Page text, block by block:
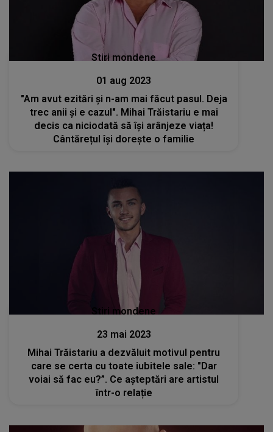
Stiri mondene
01 aug 2023
"Am avut ezitări și n-am mai făcut pasul. Deja
trec anii și e cazul". Mihai Trăistariu e mai
decis ca niciodată să își arânjeze viața!
Cântărețul își dorește o familie
Stiri mondene
23 mai 2023
Mihai Trăistariu a dezvăluit motivul pentru
care se certa cu toate iubitele sale: "Dar
voiai să fac eu?”. Ce așteptări are artistul
într-o relație